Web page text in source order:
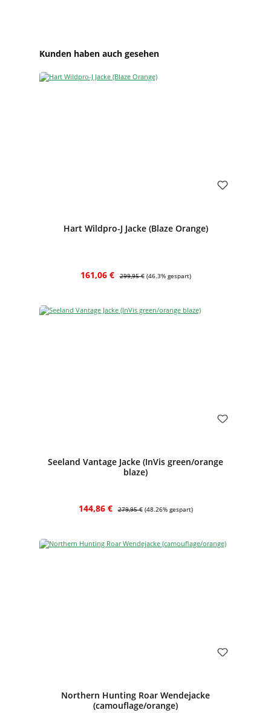
Produktgalerie überspringen
Kunden haben auch gesehen
Hart Wildpro-J Jacke (Blaze Orange)
Verkaufspreis:
161,06 € Regulärer Preis:
299,95 € (46.3% gespart)
Seeland Vantage Jacke (InVis green/orange
blaze)
Verkaufspreis:
144,86 € Regulärer Preis:
279,95 € (48.26% gespart)
Northern Hunting Roar Wendejacke
(camouflage/orange)